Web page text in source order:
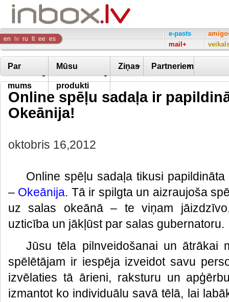
Inbox
Company
en lv ru lt ee es
e-pasts
mail+
Par
mums
Mūsu
produkti
Ziņas Partneriem
Online spēļu sadaļa ir
Okeānija!
oktobris 16,2012
Online spēļu sadaļa tikusi
– Okeānija. Tā ir spilgta un aizraujoša
uz salas okeānā – te viņam
uzticība un jākļūst par salas gubernatoru.
Jūsu tēla pilnveidošanai un ātrākai
spēlētājam ir iespēja izveidot savu
izvēlaties tā ārieni, raksturu un
izmantot ko individuālu savā tēlā, lai